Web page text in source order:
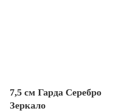
7,5 см Гарда Серебро
Зеркало